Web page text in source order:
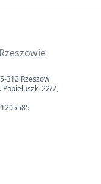
312 Rzeszów
22/7,